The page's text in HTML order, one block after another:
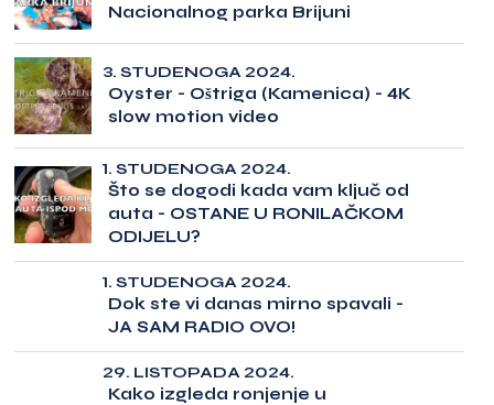
Nacionalnog parka Brijuni
3. STUDENOGA 2024.
Oyster - Oštriga (Kamenica) - 4K
slow motion video
1. STUDENOGA 2024.
Što se dogodi kada vam ključ od
auta - OSTANE U RONILAČKOM
ODIJELU?
1. STUDENOGA 2024.
Dok ste vi danas mirno spavali -
JA SAM RADIO OVO!
29. LISTOPADA 2024.
Kako izgleda ronjenje u